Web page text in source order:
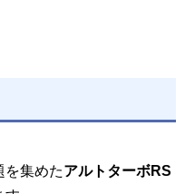
を集めたアルトターボRS